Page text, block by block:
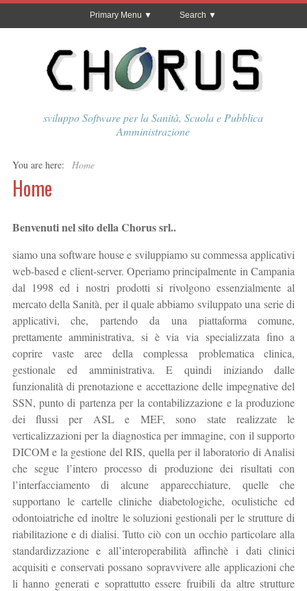
Primary Menu Search
sviluppo Software per la Sanità, Scuola e Pubblica
Amministrazione
You are here: Home
Home
Benvenuti nel sito della Chorus srl..
siamo una software house e sviluppiamo su commessa applicativi
web-based e client-server. Operiamo principalmente in Campania
dal 1998 ed i nostri prodotti si rivolgono essenzialmente al
mercato della Sanità, per il quale abbiamo sviluppato una serie di
applicativi, che, partendo da una piattaforma comune,
prettamente amministrativa, si è via via specializzata fino a
coprire vaste aree della complessa problematica clinica,
gestionale ed amministrativa. E quindi iniziando dalle
funzionalità di prenotazione e accettazione delle impegnative del
SSN, punto di partenza per la contabilizzazione e la produzione
dei flussi per ASL e MEF, sono state realizzate le
verticalizzazioni per la diagnostica per immagine, con il supporto
DICOM e la gestione del RIS, quella per il laboratorio di Analisi
che segue l’intero processo di produzione dei risultati con
l’interfacciamento di alcune apparecchiature, quelle che
supportano le cartelle cliniche diabetologiche, oculistiche ed
odontoiatriche ed inoltre le soluzioni gestionali per le strutture di
riabilitazione e di dialisi. Tutto ciò con un occhio particolare alla
standardizzazione e all’interoperabilità affinchè i dati clinici
acquisiti e conservati possano sopravvivere alle applicazioni che
li hanno generati e soprattutto essere fruibili da altre strutture